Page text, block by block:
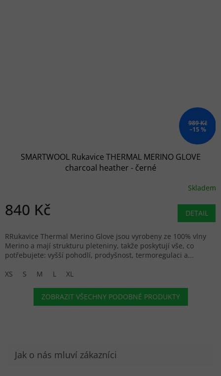
989 Kč
–15 %
SMARTWOOL Rukavice THERMAL MERINO GLOVE
charcoal heather - černé
Skladem
840 Kč DETAIL
RRukavice Thermal Merino Glove jsou vyrobeny ze 100% vlny
Merino a mají strukturu pleteniny, takže poskytují vše, co
potřebujete: vyšší pohodlí, prodyšnost, termoregulaci a...
XS
S M L XL
ZOBRAZIT VŠECHNY PODOBNÉ PRODUKTY